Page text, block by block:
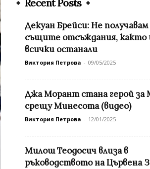
Recent Posts
Декуан Брейси: Не получавам
същите отсъждания, както
всички останали
Виктория Петрова - 09/05/2025
Джа Морант стана герой
срещу Минесота (видео)
Виктория Петрова - 12/01/2025
Милош Теодосич влиза в
ръководството на Цървена